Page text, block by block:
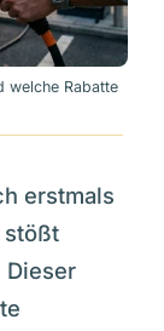
welche Rabatte
erstmals
stößt
Dieser